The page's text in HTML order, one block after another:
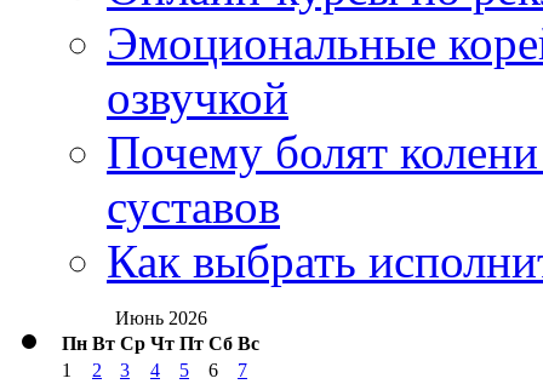
Эмоциональные
озвучкой
Почему болят
суставов
Как выбрать
Июнь 2026
Пн Вт Ср Чт Пт Сб Вс
1 2 3 4 5 6
7